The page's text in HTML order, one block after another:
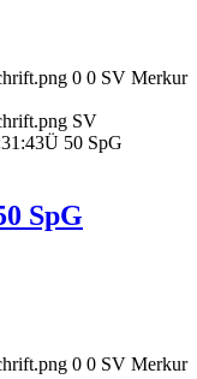
0 0 SV Merkur
SV
Ü 50 SpG
SpG
0 0 SV Merkur